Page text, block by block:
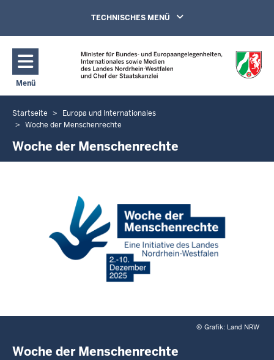
Direkt zum Inhalt
Navigation aktivieren/deaktivieren:
TECHNISCHES MENÜ
Menü
Navigation aktivieren/deaktivieren: Hauptmenü
Sie
befinden
sich
hier
Startseite
Europa und Internationales
Woche der Menschenrechte
Woche der Menschenrechte
© Grafik: Land NRW
Woche der Menschenrechte